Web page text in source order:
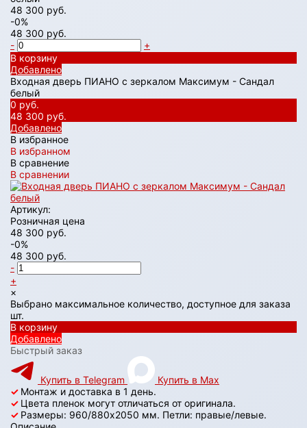
48 300 руб.
-0%
48 300 руб.
-
+
В корзину
Добавлено
Входная дверь ПИАНО с зеркалом Максимум - Сандал
белый
0 руб.
48 300 руб.
Добавлено
В избранное
В избранном
В сравнение
В сравнении
Артикул:
Розничная цена
48 300 руб.
-0%
48 300 руб.
-
+
×
Выбрано максимальное количество, доступное для заказа
шт.
В корзину
Добавлено
Быстрый заказ
Купить в Telegram
Купить в Max
✓ Монтаж и доставка в 1 день.
✓ Цвета пленок могут отличаться от оригинала.
✓ Размеры: 960/880х2050 мм. Петли: правые/левые.